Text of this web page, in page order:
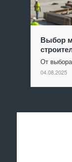
Выбор
От
04.08.2025